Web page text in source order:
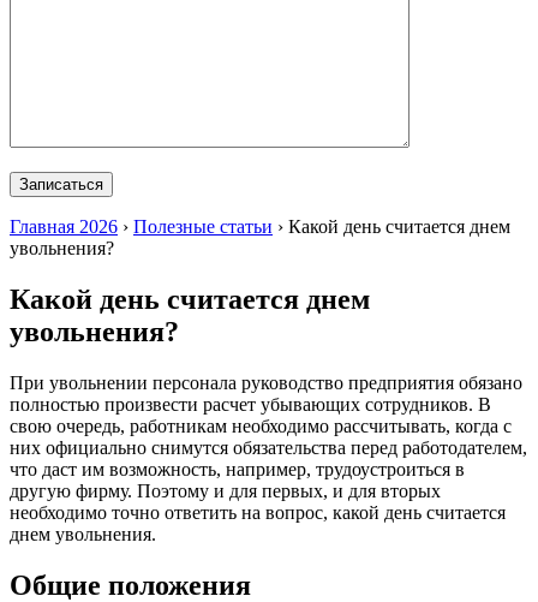
Главная 2026 › Полезные статьи › Какой день считается днем
увольнения?
Какой день считается днем
увольнения?
При увольнении персонала руководство предприятия обязано
полностью произвести расчет убывающих сотрудников. В
свою очередь, работникам необходимо рассчитывать, когда с
них официально снимутся обязательства перед работодателем,
что даст им возможность, например, трудоустроиться в
другую фирму. Поэтому и для первых, и для вторых
необходимо точно ответить на вопрос, какой день считается
днем увольнения.
Общие положения